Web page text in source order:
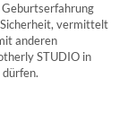
vermittelt
anderen
STUDIO in